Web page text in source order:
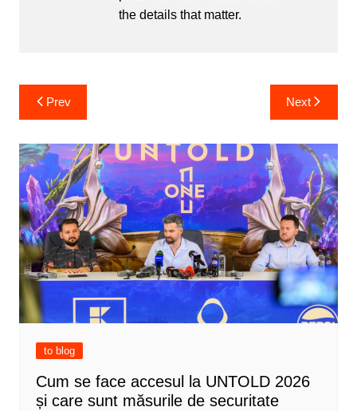
the details that matter.
Post
navigation
Prev Next
to blog
Cum se face accesul la UNTOLD 2026
și care sunt măsurile de securitate